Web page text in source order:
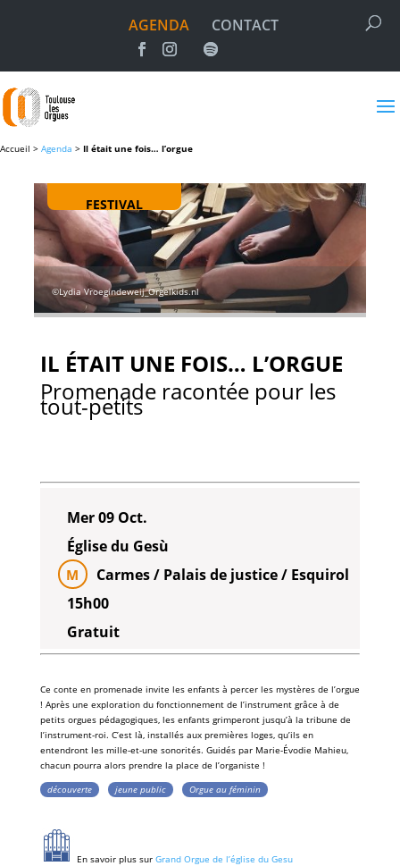
AGENDA CONTACT
Accueil > Agenda > Il était une fois… l’orgue
FESTIVAL
©Lydia Vroegindeweij_Orgelkids.nl
IL ÉTAIT UNE FOIS… L’ORGUE
Promenade racontée pour les
tout-petits
Mer 09 Oct.
Église du Gesù
M
Carmes / Palais de justice / Esquirol
15h00
Gratuit
Ce conte en promenade invite les enfants à percer les mystères de l’orgue
! Après une exploration du fonctionnement de l’instrumentgrâce à de
petits orgues pédagogiques, les enfants grimperont jusqu’à la tribune de
l’instrument-roi. C’est là, installés aux premières loges, qu’ils en
entendront les mille-et-une sonorités. Guidés par Marie-Évodie Mahieu,
chacun pourra alors prendre la place de l’organiste !
découverte
jeune public Orgue au féminin
En savoir plus sur Grand Orgue de l’église du Gesu